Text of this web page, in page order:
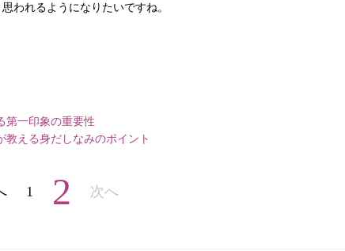
われるようになりたいですね。
第一印象の重要性
える身だしなみのポイント
1 2 次へ